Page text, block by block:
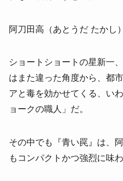
阿刀田高（あとうだ たかし
ショートショートの星新一
はまた違った角度から、都
アと毒を効かせてくる、い
ョークの職人」だ。
その中でも『青い罠』は、
もコンパクトかつ強烈に味